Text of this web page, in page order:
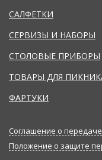
САЛФЕТКИ
СЕРВИЗЫ И НАБОРЫ
СТОЛОВЫЕ ПРИБОРЫ
ТОВАРЫ ДЛЯ
ФАРТУКИ
Соглашение о
Положение о защите